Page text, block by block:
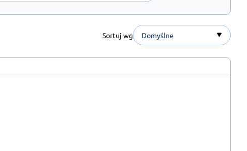
Sortuj wg Domyślne